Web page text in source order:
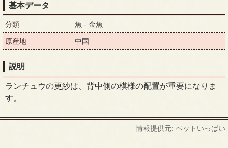
基本データ
分類 魚 - 金魚
原産地 中国
説明
ランチュウの更紗は、背中側の模様の配置が重要になりま
す。
情報提供元: ペットいっぱい